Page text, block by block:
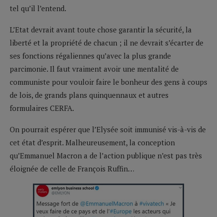
tel qu’il l’entend.
L’Etat devrait avant toute chose garantir la sécurité, la
liberté et la propriété de chacun ; il ne devrait s’écarter de
ses fonctions régaliennes qu’avec la plus grande
parcimonie. Il faut vraiment avoir une mentalité de
communiste pour vouloir faire le bonheur des gens à coups
de lois, de grands plans quinquennaux et autres
formulaires CERFA.
On pourrait espérer que l’Elysée soit immunisé vis-à-vis de
cet état d’esprit. Malheureusement, la conception
qu’Emmanuel Macron a de l’action publique n’est pas très
éloignée de celle de François Ruffin…